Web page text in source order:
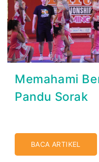
Memahami
Pandu Sorak
BACA ARTIKEL